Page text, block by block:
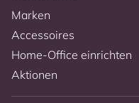
Marken
Accessoires
Home-Office einrichten
Aktionen